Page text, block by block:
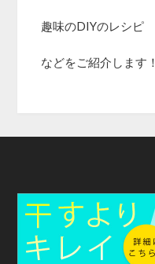
趣味のDIYのレシピ
などをご紹介します！